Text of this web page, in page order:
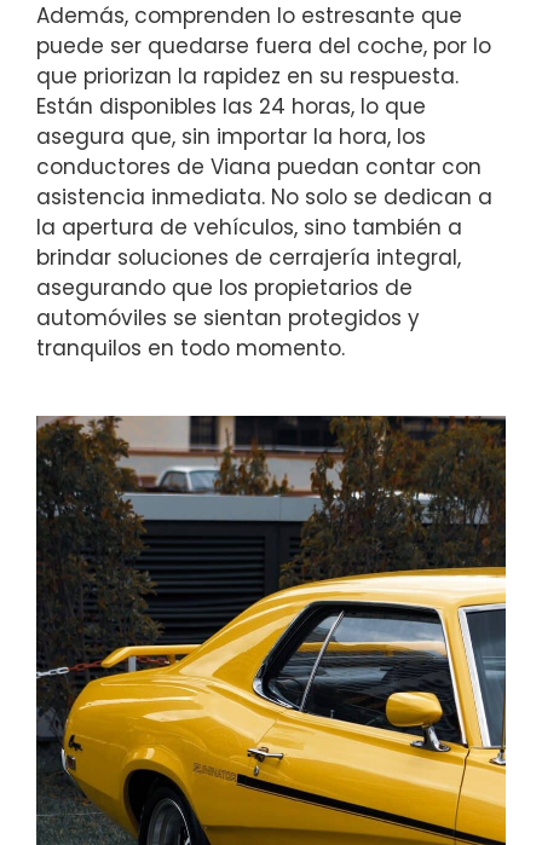
Además, comprenden lo estresante que
puede ser quedarse fuera del coche, por lo
que priorizan la rapidez en su respuesta.
Están disponibles las 24 horas, lo que
asegura que, sin importar la hora, los
conductores de Viana puedan contar con
asistencia inmediata. No solo se dedican a
la apertura de vehículos, sino también a
brindar soluciones de cerrajería integral,
asegurando que los propietarios de
automóviles se sientan protegidos y
tranquilos en todo momento.